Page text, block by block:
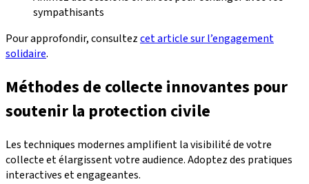
sympathisants
Pour approfondir, consultezcet article sur l’engagement
solidaire.
Méthodes de collecte innovantes pour
soutenir la protection civile
Les techniques modernes amplifient la visibilité de votre
collecte et élargissent votre audience. Adoptez des pratiques
interactives et engageantes.